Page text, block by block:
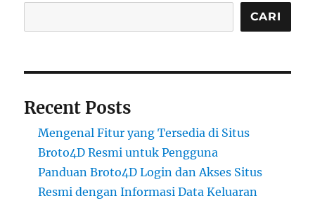
CARI
Recent Posts
Mengenal Fitur yang Tersedia di Situs
Broto4D Resmi untuk Pengguna
Panduan Broto4D Login dan Akses Situs
Resmi dengan Informasi Data Keluaran